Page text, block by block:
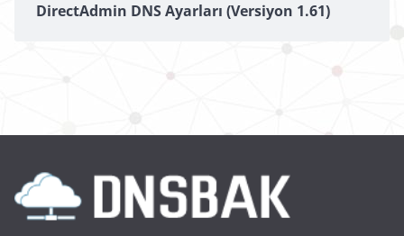
DirectAdmin DNS Ayarları (Versiyon 1.61)